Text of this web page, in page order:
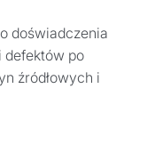
doświadczenia
defektów po
źródłowych i